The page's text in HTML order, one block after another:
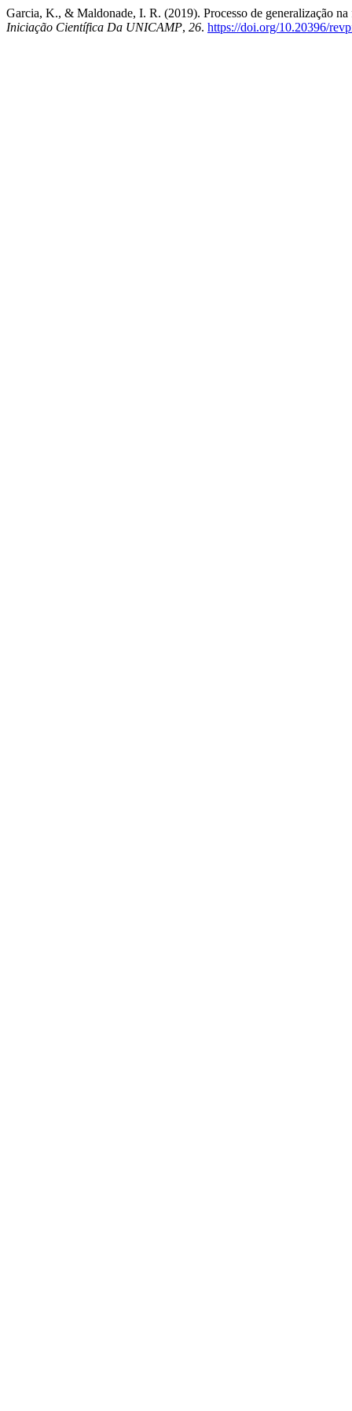
Garcia, K., & Maldonade, I. R. (2019). Processo de generalização
Iniciação Científica Da UNICAMP, 26. https://doi.org/10.20396/